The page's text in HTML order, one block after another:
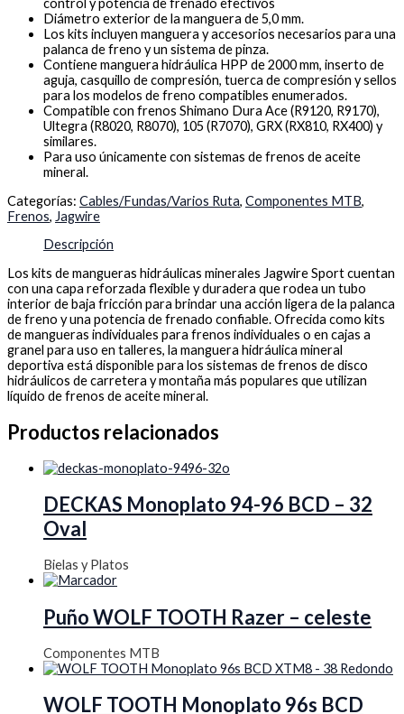
control y potencia de frenado efectivos
Diámetro exterior de la manguera de 5,0 mm.
Los kits incluyen manguera y accesorios necesarios para una
palanca de freno y un sistema de pinza.
Contiene manguera hidráulica HPP de 2000 mm, inserto de
aguja, casquillo de compresión, tuerca de compresión y sellos
para los modelos de freno compatibles enumerados.
Compatible con frenos Shimano Dura Ace (R9120, R9170),
Ultegra (R8020, R8070), 105 (R7070), GRX (RX810, RX400) y
similares.
Para uso únicamente con sistemas de frenos de aceite
mineral.
Categorías: Cables/Fundas/Varios Ruta, Componentes MTB,
Frenos, Jagwire
Descripción
Los kits de mangueras hidráulicas minerales Jagwire Sport cuentan
con una capa reforzada flexible y duradera que rodea un tubo
interior de baja fricción para brindar una acción ligera de la palanca
de freno y una potencia de frenado confiable. Ofrecida como kits
de mangueras individuales para frenos individuales o en cajas a
granel para uso en talleres, la manguera hidráulica mineral
deportiva está disponible para los sistemas de frenos de disco
hidráulicos de carretera y montaña más populares que utilizan
líquido de frenos de aceite mineral.
Productos relacionados
DECKAS Monoplato 94-96 BCD – 32
Oval
Bielas y Platos
Puño WOLF TOOTH Razer – celeste
Componentes MTB
WOLF TOOTH Monoplato 96s BCD